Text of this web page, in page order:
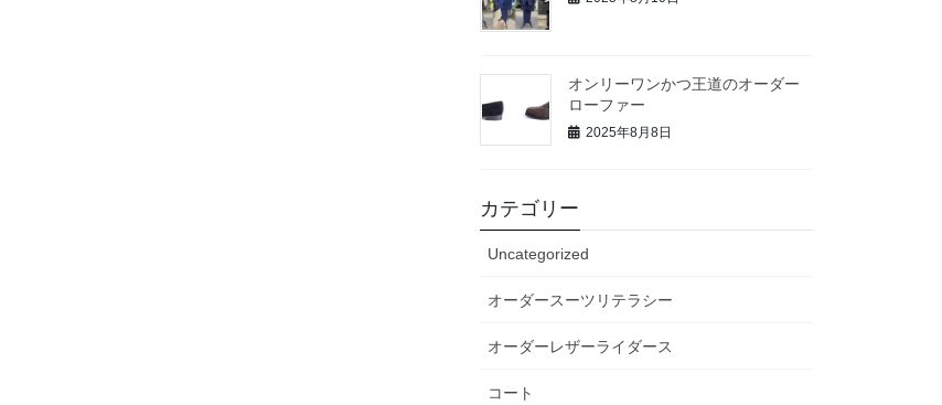
オンリーワンかつ王道のオーダー
ローファー
2025年8月8日
カテゴリー
Uncategorized
オーダースーツリテラシー
オーダーレザーライダース
コート